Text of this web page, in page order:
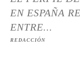
EN ESPAÑA
ENTRE...
REDACCIÓN